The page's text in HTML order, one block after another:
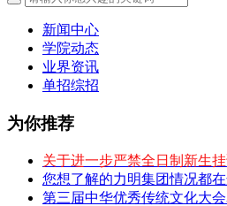
新闻中心
学院动态
业界资讯
单招综招
为你推荐
关于进一步严禁全日制新生
您想了解的力明集团情况都
第三届中华优秀传统文化大